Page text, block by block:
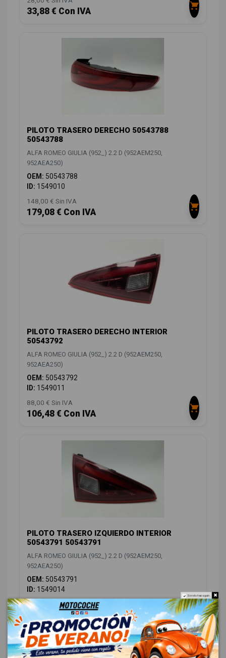
33,88 € Con IVA
PILOTO TRASERO DERECHO 50543788
50543788
ALFA ROMEO GIULIA (952_) 2.2 D (952AEM250,
952AEA250)
OEM: 50543788
ID: 1549010
148,00 € Sin IVA
179,08 € Con IVA
PILOTO TRASERO DERECHO INTERIOR
50543792
ALFA ROMEO GIULIA (952_) 2.2 D (952AEM250,
952AEA250)
OEM: 50543792
ID: 1549011
88,00 € Sin IVA
106,48 € Con IVA
PILOTO TRASERO IZQUIERDO INTERIOR
50543791 50543791
ALFA ROMEO GIULIA (952_) 2.2 D (952AEM250,
952AEA250)
OEM: 50543791
ID: 1549014
88,00 € Sin IVA
106,48 € Con IVA
CAMBIO / EMBRAGUE 4
Do not show again.